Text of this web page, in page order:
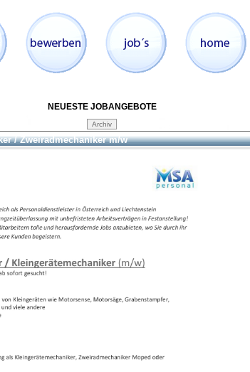
NEUESTE JOBANGEBOTE
/ Zweiradmechaniker m/w